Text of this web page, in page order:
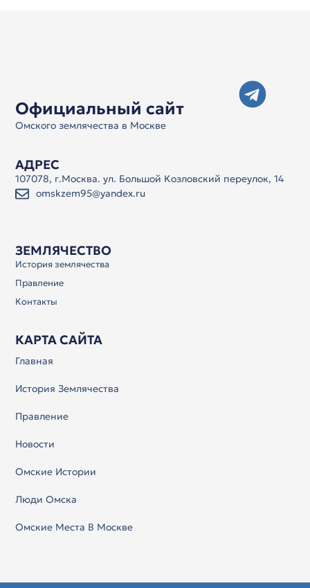
Официальный сайт
Омского землячества в Москве
ЗЕМЛЯЧЕСТВО
История землячества
Правление
Контакты
КАРТА САЙТА
Главная
История Землячества
Правление
Новости
Омские Истории
Люди Омска
Омские Места В Москве
АДРЕС
107078, г.Москва. ул. Большой Козловский переулок, 14
omskzem95@yandex.ru